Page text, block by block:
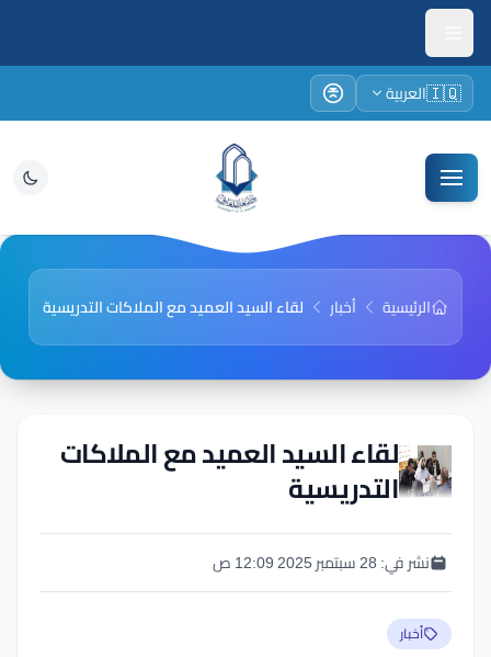
🇮🇶العربية
الرئيسية أخبار لقاء السيد العميد مع الملاكات التدريسية
لقاء السيد العميد مع الملاكات
التدريسية
نشر في:28 سبتمبر 2025 12:09 ص
أخبار